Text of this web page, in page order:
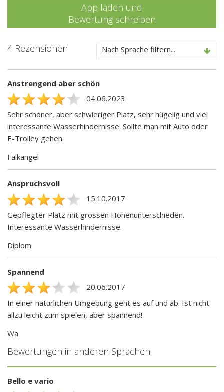
App laden und
Bewertung schreiben
4 Rezensionen Nach Sprache filtern...
Anstrengend aber schön
04.06.2023
Sehr schöner, aber schwieriger Platz, sehr hügelig und viel
interessante Wasserhindernisse. Sollte man mit Auto oder
E-Trolley gehen.
Falkangel
Anspruchsvoll
15.10.2017
Gepflegter Platz mit grossen Höhenunterschieden.
Interessante Wasserhindernisse.
Diplom
Spannend
20.06.2017
In einer natürlichen Umgebung geht es auf und ab. Ist nicht
allzu leicht zum spielen, aber spannend!
Wa
Bewertungen in anderen Sprachen:
Bello e vario